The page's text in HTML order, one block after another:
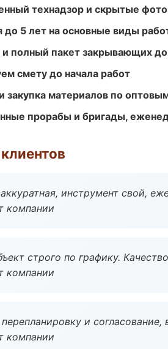
технадзор и скрытые
до 5 лет на основные виды
и полный пакет закрывающих
смету до начала работ
закупка материалов по
прорабы и бригады,
инструмент свой,
компании
строго по графику.
компании
и согласование,
компании